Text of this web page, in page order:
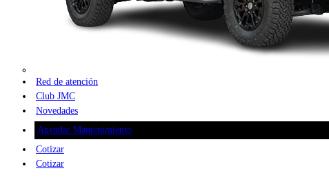
Red de atención
Club JMC
Novedades
Agendar Mantenimiento
Cotizar
Cotizar